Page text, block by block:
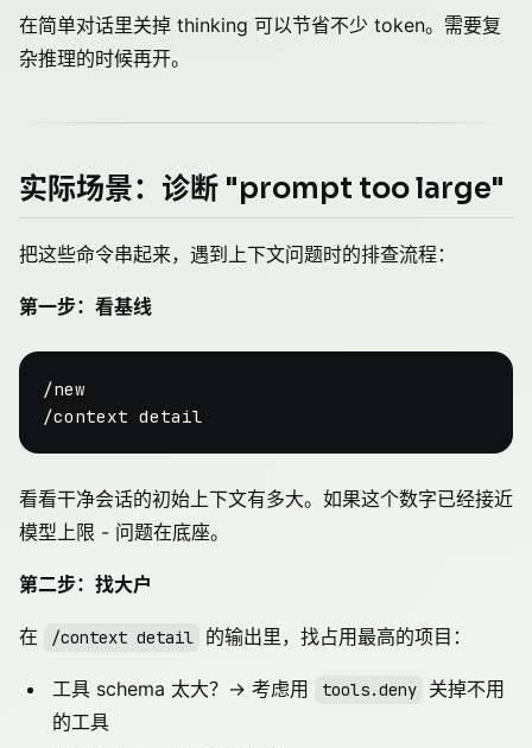
在简单对话里关掉 thinking 可以节省不少 token。需要复
杂推理的时候再开。
实际场景：诊断 "prompt too large"
把这些命令串起来，遇到上下文问题时的排查流程：
第一步：看基线
/new
看看干净会话的初始上下文有多大。如果这个数字已经接近
模型上限 - 问题在底座。
第二步：找大户
在 /context detail 的输出里，找占用最高的项目：
工具 schema 太大？→ 考虑用 tools.deny
关掉不用
的工具